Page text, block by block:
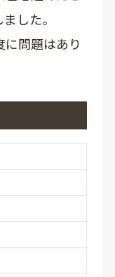
した。
問題はあり